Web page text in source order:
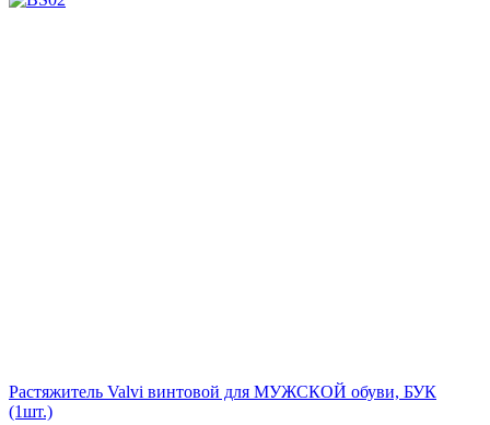
Растяжитель Valvi винтовой для МУЖСКОЙ обуви, БУК
(1шт.)